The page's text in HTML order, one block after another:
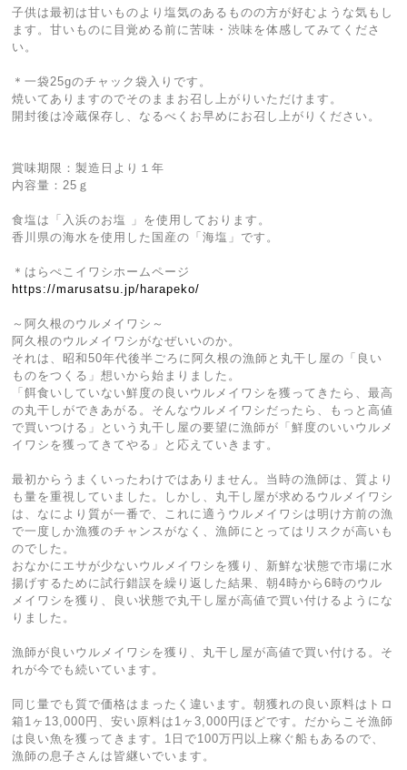
子供は最初は甘いものより塩気のあるものの方が好むような気もし
ます。甘いものに目覚める前に苦味・渋味を体感してみてくださ
い。
＊一袋25gのチャック袋入りです。
焼いてありますのでそのままお召し上がりいただけます。
開封後は冷蔵保存し、なるべくお早めにお召し上がりください。
賞味期限：製造日より１年
内容量：25ｇ
食塩は「入浜のお塩 」を使用しております。
香川県の海水を使用した国産の「海塩」です。
＊はらぺこイワシホームページ
https://marusatsu.jp/harapeko/
～阿久根のウルメイワシ～
阿久根のウルメイワシがなぜいいのか。
それは、昭和50年代後半ごろに阿久根の漁師と丸干し屋の「良い
ものをつくる」想いから始まりました。
「餌食いしていない鮮度の良いウルメイワシを獲ってきたら、最高
の丸干しができあがる。そんなウルメイワシだったら、もっと高値
で買いつける」という丸干し屋の要望に漁師が「鮮度のいいウルメ
イワシを獲ってきてやる」と応えていきます。
最初からうまくいったわけではありません。当時の漁師は、質より
も量を重視していました。しかし、丸干し屋が求めるウルメイワシ
は、なにより質が一番で、これに適うウルメイワシは明け方前の漁
で一度しか漁獲のチャンスがなく、漁師にとってはリスクが高いも
のでした。
おなかにエサが少ないウルメイワシを獲り、新鮮な状態で市場に水
揚げするために試行錯誤を繰り返した結果、朝4時から6時のウル
メイワシを獲り、良い状態で丸干し屋が高値で買い付けるようにな
りました。
漁師が良いウルメイワシを獲り、丸干し屋が高値で買い付ける。そ
れが今でも続いています。
同じ量でも質で価格はまったく違います。朝獲れの良い原料はトロ
箱1ヶ13,000円、安い原料は1ヶ3,000円ほどです。だからこそ漁師
は良い魚を獲ってきます。1日で100万円以上稼ぐ船もあるので、
漁師の息子さんは皆継いでいます。